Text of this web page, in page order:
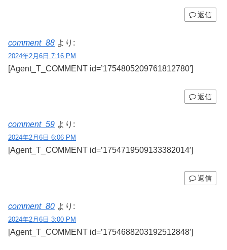
返信
comment_88 より:
2024年2月6日 7:16 PM
[Agent_T_COMMENT id=’1754805209761812780′]
返信
comment_59 より:
2024年2月6日 6:06 PM
[Agent_T_COMMENT id=’1754719509133382014′]
返信
comment_80 より:
2024年2月6日 3:00 PM
[Agent_T_COMMENT id=’1754688203192512848′]